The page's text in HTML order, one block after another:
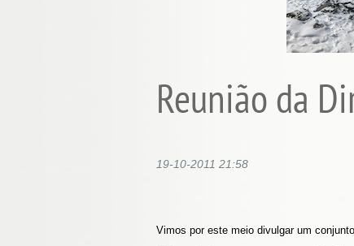
Reunião da
19-10-2011 21:58
Vimos por este meio divulgar um